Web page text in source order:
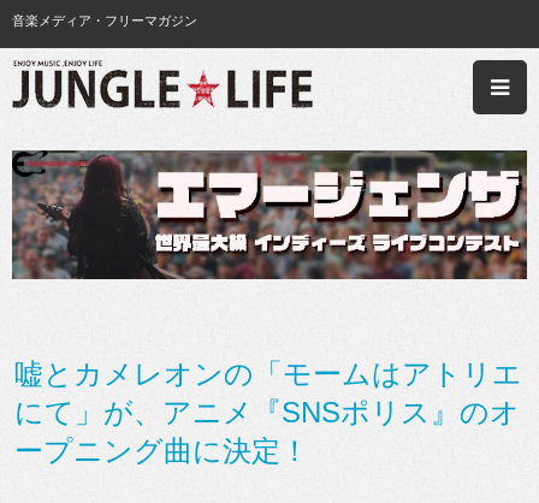
音楽メディア・フリーマガジン
嘘とカメレオンの「モームはアトリエ
にて」が、アニメ『SNSポリス』のオ
ープニング曲に決定！